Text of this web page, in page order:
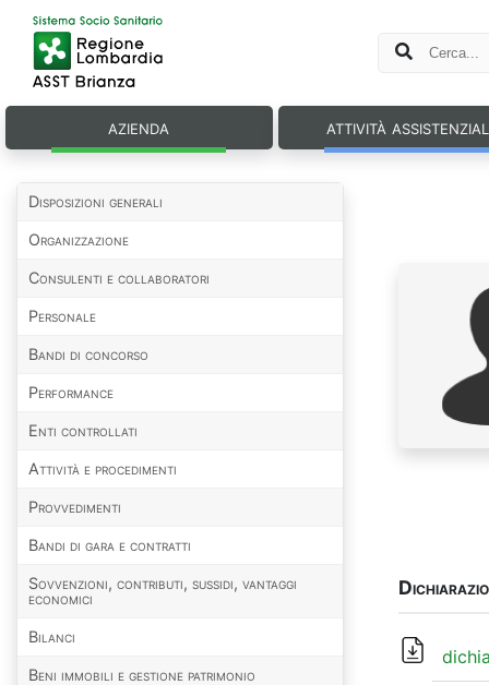
azienda attività
Disposizioni generali
Organizzazione
Consulenti e collaboratori
Personale
Bandi di concorso
Performance
Enti controllati
Attività e procedimenti
Provvedimenti
Bandi di gara e contratti
Sovvenzioni, contributi, sussidi, vantaggi
economici
Bilanci
Beni immobili e gestione patrimonio